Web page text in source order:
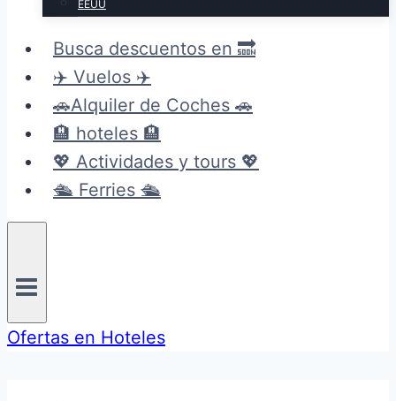
EEUU
Busca descuentos en 🔜
✈️ Vuelos ✈️
🚗Alquiler de Coches 🚗
🏨 hoteles 🏨
💖 Actividades y tours 💖
🛳️ Ferries 🛳️
Ofertas en Hoteles